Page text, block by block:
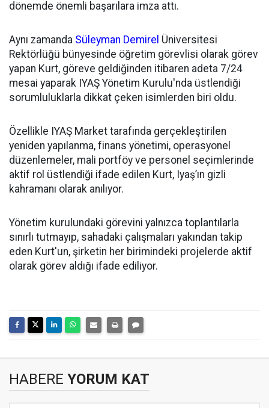
dönemde önemli başarılara imza attı.
Aynı zamanda Süleyman Demirel Üniversitesi
Rektörlüğü bünyesinde öğretim görevlisi olarak görev
yapan Kurt, göreve geldiğinden itibaren adeta 7/24
mesai yaparak IYAŞ Yönetim Kurulu'nda üstlendiği
sorumluluklarla dikkat çeken isimlerden biri oldu.
Özellikle IYAŞ Market tarafında gerçekleştirilen
yeniden yapılanma, finans yönetimi, operasyonel
düzenlemeler, mali portföy ve personel seçimlerinde
aktif rol üstlendiği ifade edilen Kurt, Iyaş’ın gizli
kahramanı olarak anılıyor.
Yönetim kurulundaki görevini yalnızca toplantılarla
sınırlı tutmayıp, sahadaki çalışmaları yakından takip
eden Kurt'un, şirketin her birimindeki projelerde aktif
olarak görev aldığı ifade ediliyor.
HABERE YORUM KAT